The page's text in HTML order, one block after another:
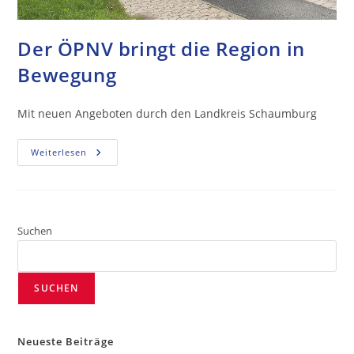
Der ÖPNV bringt die Region in
Bewegung
Mit neuen Angeboten durch den Landkreis Schaumburg
Weiterlesen
Suchen
SUCHEN
Neueste Beiträge